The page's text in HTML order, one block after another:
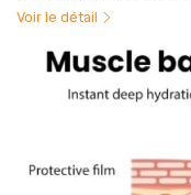
Voir le détail